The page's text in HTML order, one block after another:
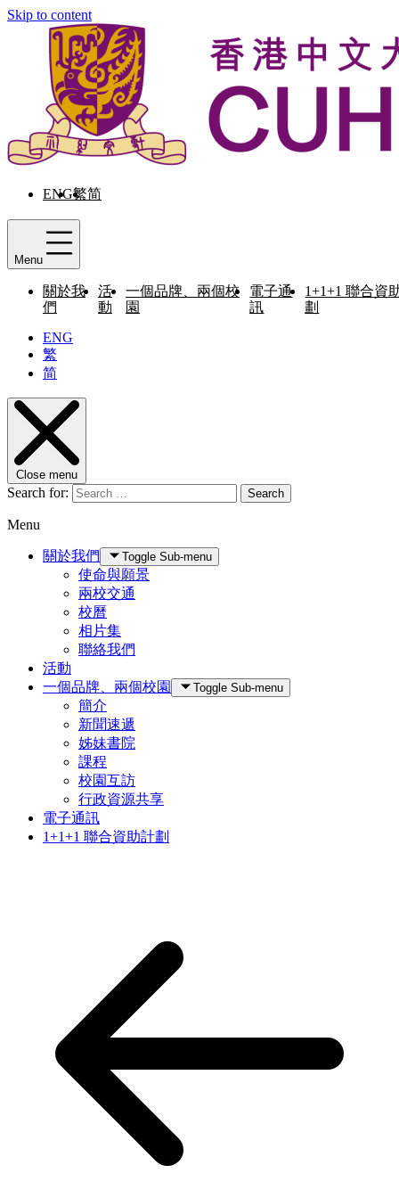
Skip to content
ENG繁简
Menu
關於我
們
活
動
一個品牌、兩個校
園
電子通
訊
1+1+1 聯合資
劃
ENG
繁
简
Close menu
Search for: Search
Menu
關於我們 Toggle Sub-menu
使命與願景
兩校交通
校曆
相片集
聯絡我們
活動
一個品牌、兩個校園
Toggle Sub-menu
簡介
新聞速遞
姊妹書院
課程
校園互訪
行政資源共享
電子通訊
1+1+1 聯合資助計劃